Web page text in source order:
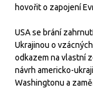
hovořit o zapojení
USA se brání
Ukrajinou o
odkazem na vlastní
návrh americko-
Washingtonu a